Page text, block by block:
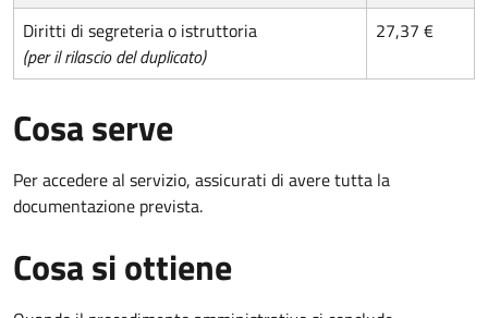
Diritti di segreteria o istruttoria
(per il rilascio del duplicato)
27,37 €
Cosa serve
Per accedere al servizio, assicurati di avere tutta la
documentazione prevista.
Cosa si ottiene